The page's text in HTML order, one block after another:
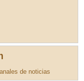
de noticias